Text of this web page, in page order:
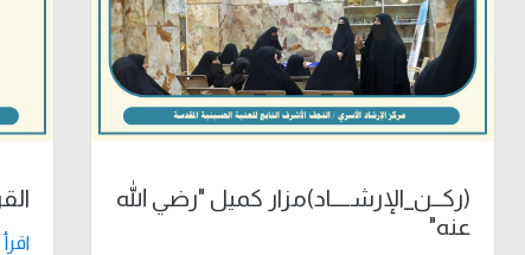
(ركــن_الإرشــــاد)مزار كميل "رضي الله
عنه"